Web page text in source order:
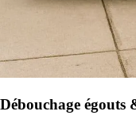
Débouchage égouts